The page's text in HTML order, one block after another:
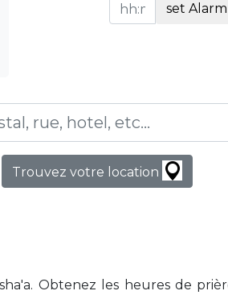
set Alarm
Trouvez votre location
Obtenez les heures de